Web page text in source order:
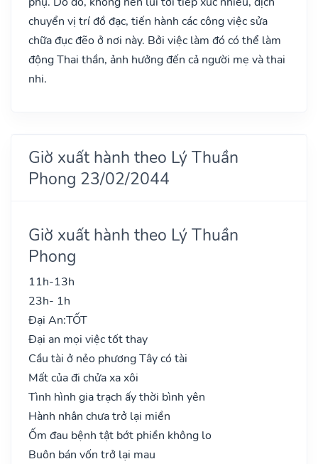
chuyển vị trí đồ đạc, tiến hành các công việc sửa
chữa đục đẽo ở nơi này. Bởi việc làm đó có thể làm
động Thai thần, ảnh hưởng đến cả người mẹ và thai
nhi.
Giờ xuất hành theo Lý Thuần
Phong 23/02/2044
Giờ xuất hành theo Lý Thuần
Phong
11h-13h
23h- 1h
Đại An:TỐT
Đại an mọi việc tốt thay
Cầu tài ở nẻo phương Tây có tài
Mất của đi chửa xa xôi
Tình hình gia trạch ấy thời bình yên
Hành nhân chưa trở lại miền
Ốm đau bệnh tật bớt phiền không lo
Buôn bán vốn trở lại mau